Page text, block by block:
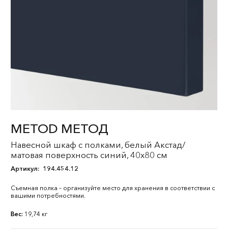
METOD МЕТОД
Навесной шкаф с полками, белый Акстад/
матовая поверхность синий, 40x80 см
Артикул: 194.454.12
Съемная полка – организуйте место для хранения в соответствии с
вашими потребностями.
Вес: 19,74 кг